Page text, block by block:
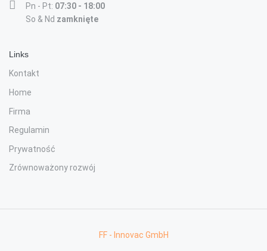
Pn - Pt: 07:30 - 18:00
So & Nd zamknięte
Links
Kontakt
Home
Firma
Regulamin
Prywatność
Zrównoważony rozwój
FF - Innovac GmbH